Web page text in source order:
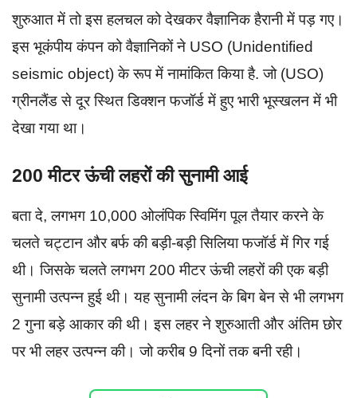
शुरुआत में तो इस हलचल को देखकर वैज्ञानिक हैरानी में पड़ गए।
इस भूकंपीय कंपन को वैज्ञानिकों ने USO (Unidentified
seismic object) के रूप में नामांकित किया है. जो (USO)
ग्रीनलैंड से दूर स्थित डिक्शन फजॉर्ड में हुए भारी भूस्खलन में भी
देखा गया था।
200 मीटर ऊंची लहरों की सुनामी आई
बता दे, लगभग 10,000 ओलंपिक स्विमिंग पूल तैयार करने के
चलते चट्टान और बर्फ की बड़ी-बड़ी सिलिया फजॉर्ड में गिर गई
थी। जिसके चलते लगभग 200 मीटर ऊंची लहरों की एक बड़ी
सुनामी उत्पन्न हुई थी। यह सुनामी लंदन के बिग बेन से भी लगभग
2 गुना बड़े आकार की थी। इस लहर ने शुरुआती और अंतिम छोर
पर भी लहर उत्पन्न की। जो करीब 9 दिनों तक बनी रही।